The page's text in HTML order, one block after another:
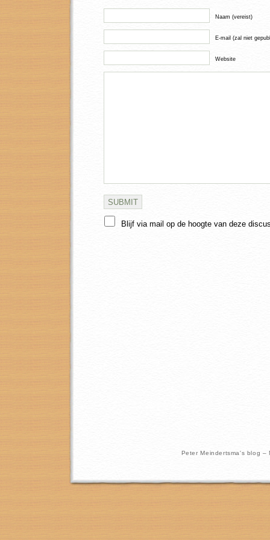
Naam (vereist)
E-mail (zal niet
Website
Blijf via mail op de hoogte van deze
Peter Meindertsma's blog